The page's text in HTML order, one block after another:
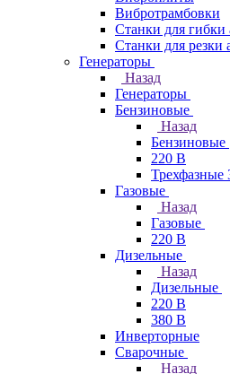
Вибротрамбовки
Станки для гибки
Станки для резки
Генераторы
Назад
Генераторы
Бензиновые
Назад
Бензиновые
220 В
Трехфазные
Газовые
Назад
Газовые
220 В
Дизельные
Назад
Дизельные
220 В
380 В
Инверторные
Сварочные
Назад